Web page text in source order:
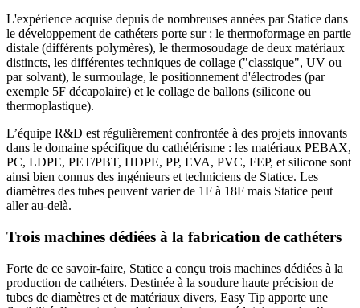
L'expérience acquise depuis de nombreuses années par Statice dans
le développement de cathéters porte sur : le thermoformage en partie
distale (différents polymères), le thermosoudage de deux matériaux
distincts, les différentes techniques de collage ("classique", UV ou
par solvant), le surmoulage, le positionnement d'électrodes (par
exemple 5F décapolaire) et le collage de ballons (silicone ou
thermoplastique).
L’équipe R&D est régulièrement confrontée à des projets innovants
dans le domaine spécifique du cathétérisme : les matériaux PEBAX,
PC, LDPE, PET/PBT, HDPE, PP, EVA, PVC, FEP, et silicone sont
ainsi bien connus des ingénieurs et techniciens de Statice. Les
diamètres des tubes peuvent varier de 1F à 18F mais Statice peut
aller au-delà.
Trois machines dédiées à la fabrication de cathéters
Forte de ce savoir-faire, Statice a conçu trois machines dédiées à la
production de cathéters. Destinée à la soudure haute précision de
tubes de diamètres et de matériaux divers, Easy Tip apporte une